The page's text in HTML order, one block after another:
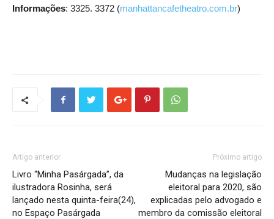
Informações: 3325. 3372 (manhattancafetheatro.com.br)
Artigo anterior
Livro “Minha Pasárgada”, da
ilustradora Rosinha, será
lançado nesta quinta-feira(24),
no Espaço Pasárgada
Próximo artigo
Mudanças na legislação
eleitoral para 2020, são
explicadas pelo advogado e
membro da comissão eleitoral